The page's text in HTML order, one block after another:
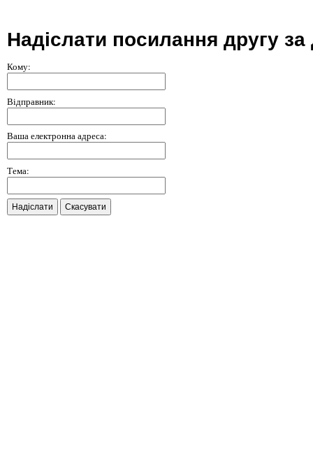
Надіслати посилання другу
Кому:
Відправник:
Ваша електронна адреса:
Тема:
Надіслати Скасувати